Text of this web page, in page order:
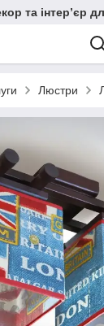
та інтерʼєр
Люстри